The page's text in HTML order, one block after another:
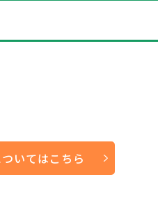
いてはこちら